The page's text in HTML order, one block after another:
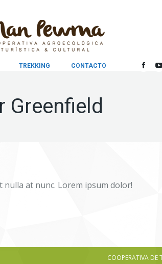
TREKKING CONTACTO
Greenfield
at nunc. Lorem ipsum dolor!
COOPERATIVA DE